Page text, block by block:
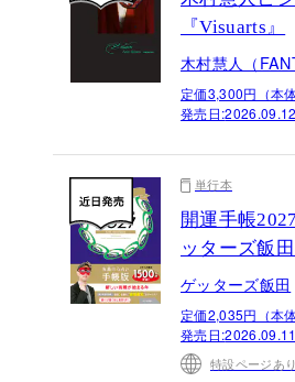
『Visuarts』
木村慧人（
定価3,300円（本
発売日:2026.09.12
単行本
開運手帳
ッターズ飯
ゲッターズ飯田
定価2,035円（本
発売日:2026.09.11
特設ページあり